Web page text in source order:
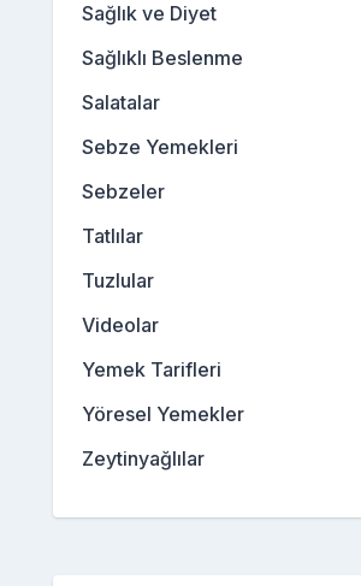
Sağlık ve Diyet
Sağlıklı Beslenme
Salatalar
Sebze Yemekleri
Sebzeler
Tatlılar
Tuzlular
Videolar
Yemek Tarifleri
Yöresel Yemekler
Zeytinyağlılar